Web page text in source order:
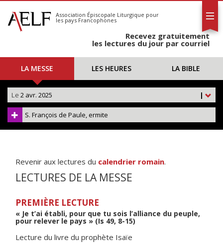
S'abonner
Calendrier
Association Épiscopale Liturgique pour
les pays Francophones
Recevez gratuitement
les lectures du jour par courriel
LA MESSE LES HEURES LA BIBLE
|
Le 2 avr. 2025
S. François de Paule, ermite
Revenir aux lectures du calendrier romain.
LECTURES DE LA MESSE
PREMIÈRE LECTURE
« Je t’ai établi, pour que tu sois l’alliance du peuple,
pour relever le pays » (Is 49, 8-15)
Lecture du livre du prophète Isaïe